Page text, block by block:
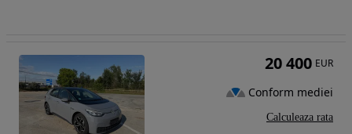
20 400 EUR
Conform mediei
Calculeaza rata